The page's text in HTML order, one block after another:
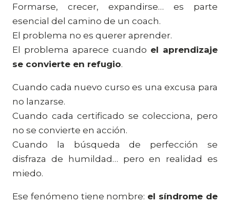
Formarse, crecer, expandirse… es parte
esencial del camino de un coach.
El problema no es querer aprender.
El problema aparece cuando el aprendizaje
se convierte en refugio.
Cuando cada nuevo curso es una excusa para
no lanzarse.
Cuando cada certificado se colecciona, pero
no se convierte en acción.
Cuando la búsqueda de perfección se
disfraza de humildad… pero en realidad es
miedo.
Ese fenómeno tiene nombre: el síndrome de